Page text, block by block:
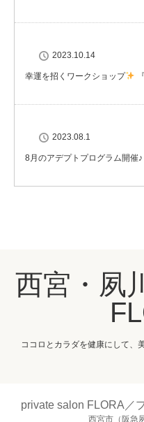
2023.10.14
幸運を招くワークショップ
2023.08.1
8月のアデプトプログラム開催♪
西宮・夙
ココロとカラダを健康にして、
private salon FLORA／
西宮市（阪急